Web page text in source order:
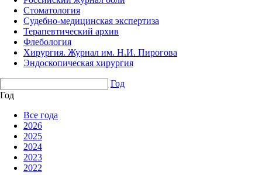
Стоматология
Судебно-медицинская экспертиза
Терапевтический архив
Флебология
Хирургия. Журнал им. Н.И. Пирогова
Эндоскопическая хирургия
Год
Год
Все года
2026
2025
2024
2023
2022